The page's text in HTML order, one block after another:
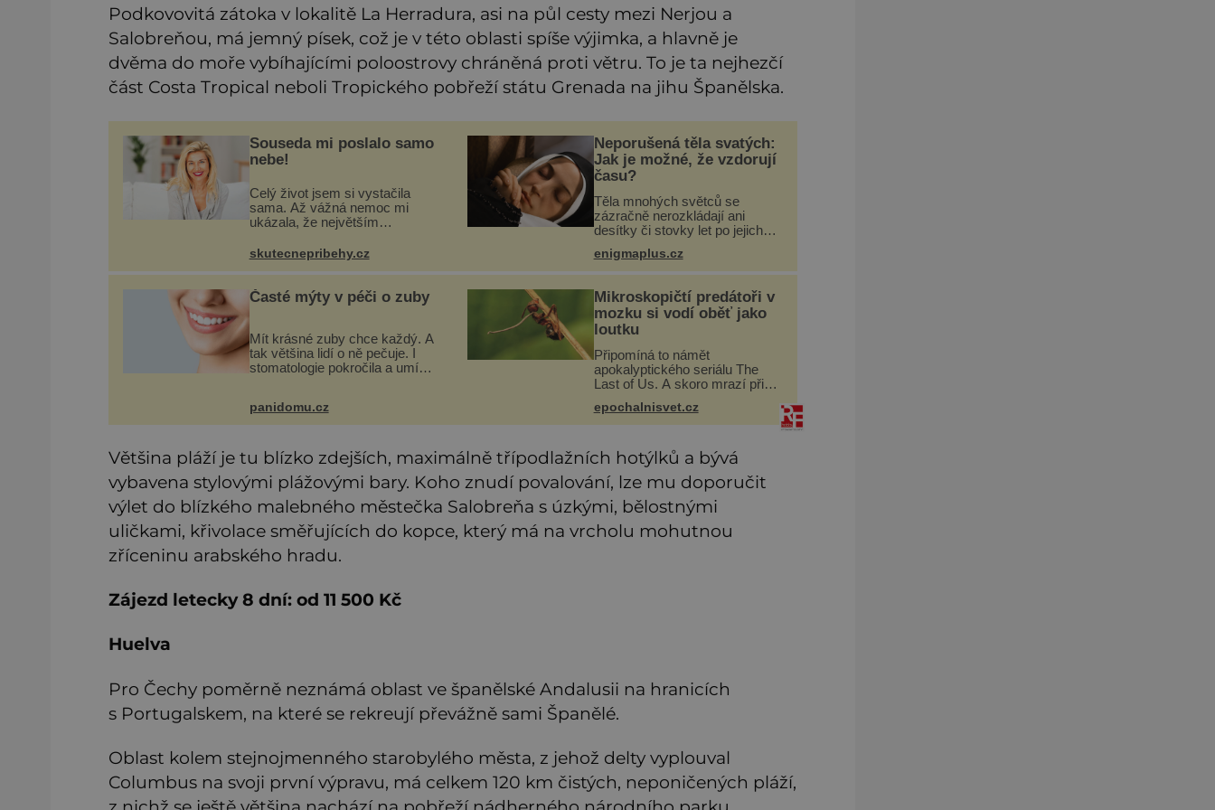
Podkovovitá zátoka v lokalitě La Herradura, asi na půl cesty mezi Nerjou a
Salobreňou, má jemný písek, což je v této oblasti spíše výjimka, a hlavně je
dvěma do moře vybíhajícími poloostrovy chráněná proti větru. To je ta nejhezčí
část Costa Tropical neboli Tropického pobřeží státu Grenada na jihu Španělska.
Souseda mi poslalo samo
nebe!
Celý život jsem si vystačila
sama. Až vážná nemoc mi
ukázala, že největším
vlastní byt, ale člověk, který je
ochotný podat pomocnou ruku.
Vždycky jsem byla spíš
samotářka.
skutecnepribehy.cz
Neporušená těla svatých:
Jak je možné, že vzdorují
času?
Těla mnohých světců se
zázračně nerozkládají ani
desítky či stovky let po jejich
nebylo provedeno balzamování
či jiné pokusy o konzervaci.
Neporušené ostatky bývají
považo
enigmaplus.cz
Časté mýty v péči o zuby
Mít krásné zuby chce každý. A
tak většina lidí o ně pečuje. I
stomatologie pokročila a umí
nedaří vyvrátit. Které? Večer
místo čištění s
panidomu.cz
Mikroskopičtí predátoři v
mozku si vodí oběť jako
loutku
Připomíná to námět
apokalyptického seriálu The
Last of Us. A skoro mrazí při
probíhají v přírodě běžně – s
tím rozdílem, že nejde pouze o
že
epochalnisvet.cz
Většina pláží je tu blízko zdejších, maximálně třípodlažních hotýlků a bývá
vybavena stylovými plážovými bary. Koho znudí povalování, lze mu doporučit
výlet do blízkého malebného městečka Salobreňa s úzkými, bělostnými
uličkami, křivolace směřujících do kopce, který má na vrcholu mohutnou
zříceninu arabského hradu.
Zájezd letecky 8 dní: od 11 500 Kč
Huelva
Pro Čechy poměrně neznámá oblast ve španělské Andalusii na hranicích
s Portugalskem, na které se rekreují převážně sami Španělé.
Oblast kolem stejnojmenného starobylého města, z jehož delty vyplouval
Columbus na svoji první výpravu, má celkem 120 km čistých, neponičených pláží,